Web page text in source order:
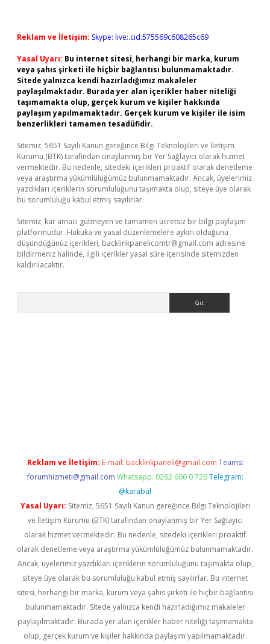
Reklam ve İletişim: Skype: live:.cid.575569c608265c69
Yasal Uyarı: Bu internet sitesi, herhangi bir marka, kurum
veya şahıs şirketi ile hiçbir bağlantısı bulunmamaktadır.
Sitede yalnızca kendi hazırladığımız makaleler
paylaşılmaktadır. Burada yer alan içerikler haber niteliği
taşımamakta olup, gerçek kurum ve kişiler hakkında
paylaşım yapılmamaktadır. Gerçek kurum ve kişiler ile isim
benzerlikleri tamamen tesadüfidir.
Sitemiz, 5651 Sayılı Kanun gereğince Bilgi Teknolojileri ve İletişim
Kurumu (BTK) tarafından onaylanmış bir Yer Sağlayıcı olarak hizmet
vermektedir. Bu nedenle, sitedeki içerikleri proaktif olarak denetleme
veya araştırma yükümlülüğümüz bulunmamaktadır. Ancak, üyelerimiz
yazdıkları içeriklerin sorumluluğunu taşımakta olup, siteye üye olarak
bu sorumluluğu kabul etmiş sayılırlar.
Sitemiz, kar amacı gütmeyen ve tamamen ücretsiz bir bilgi paylaşım
platformudur. Hukuka ve yasal düzenlemelere aykırı olduğunu
düşündüğünüz içerikleri, backlinkpanelicomtr@gmail.com adresine
bildirmeniz halinde, ilgili içerikler yasal süre içerisinde sitemizden
kaldırılacaktır.
Reklam ve İletişim: E-mail: backlinkpaneli@gmail.com Teams:
forumhizmeti@gmail.com Whatsapp: 0262 606 0 726 Telegram:
@karabul
Yasal Uyarı: Sitemiz, 5651 Sayılı Kanun gereğince Bilgi Teknolojileri
ve İletişim Kurumu (BTK) tarafından onaylanmış bir Yer Sağlayıcı
olarak hizmet vermektedir. Bu nedenle, sitedeki içerikleri proaktif
olarak denetleme veya araştırma yükümlülüğümüz bulunmamaktadır.
Ancak, üyelerimiz yazdıkları içeriklerin sorumluluğunu taşımakta olup,
siteye üye olarak bu sorumluluğu kabul etmiş sayılırlar. Bu internet
sitesi, herhangi bir marka, kurum veya şahıs şirketi ile hiçbir bağlantısı
bulunmamaktadır. Sitede yalnızca kendi hazırladığımız makaleler
paylaşılmaktadır. Burada yer alan içerikler haber niteliği taşımamakta
olup, gerçek kurum ve kişiler hakkında paylaşım yapılmamaktadır.